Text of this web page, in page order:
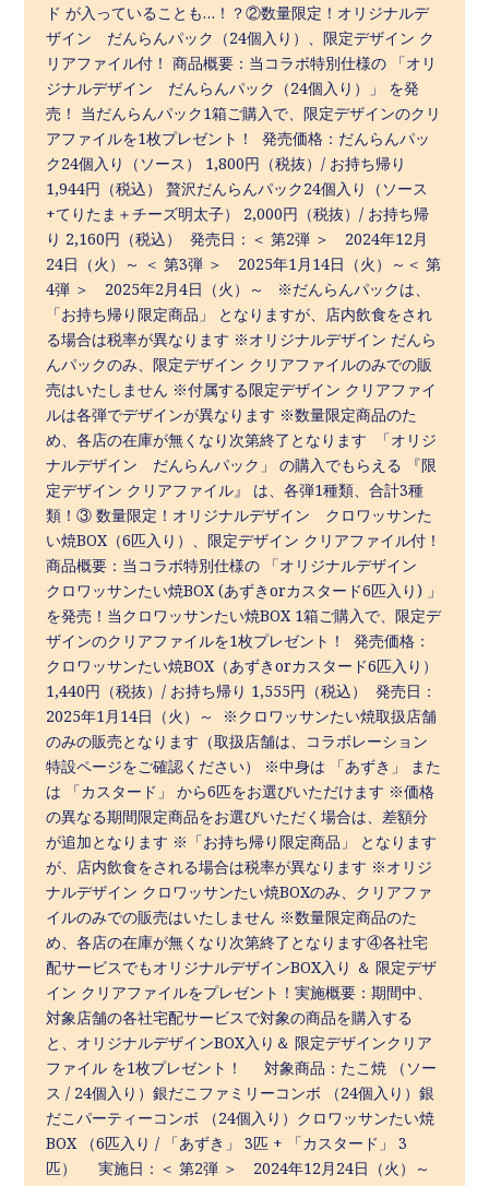
ド が入っていることも…！？②数量限定！オリジナルデ
ザイン だんらんパック（24個入り）、限定デザイン ク
リアファイル付！ 商品概要：当コラボ特別仕様の 「オリ
ジナルデザイン だんらんパック（24個入り）」 を発
売！ 当だんらんパック1箱ご購入で、限定デザインのクリ
アファイルを1枚プレゼント！ 発売価格：だんらんパッ
ク24個入り（ソース） 1,800円（税抜）/ お持ち帰り
1,944円（税込） 贅沢だんらんパック24個入り（ソース
+てりたま＋チーズ明太子） 2,000円（税抜）/ お持ち帰
り 2,160円（税込） 発売日：＜ 第2弾 ＞ 2024年12月
24日（火）～ ＜ 第3弾 ＞ 2025年1月14日（火）～＜ 第
4弾 ＞ 2025年2月4日（火）～ ※だんらんパックは、
「お持ち帰り限定商品」 となりますが、店内飲食をされ
る場合は税率が異なります ※オリジナルデザイン だんら
んパックのみ、限定デザイン クリアファイルのみでの販
売はいたしません ※付属する限定デザイン クリアファイ
ルは各弾でデザインが異なります ※数量限定商品のた
め、各店の在庫が無くなり次第終了となります 「オリジ
ナルデザイン だんらんパック」 の購入でもらえる 『限
定デザイン クリアファイル』 は、各弾1種類、合計3種
類！③ 数量限定！オリジナルデザイン クロワッサンた
い焼BOX（6匹入り）、限定デザイン クリアファイル付！
商品概要：当コラボ特別仕様の 「オリジナルデザイン
クロワッサンたい焼BOX (あずきorカスタード6匹入り) 」
を発売！当クロワッサンたい焼BOX 1箱ご購入で、限定デ
ザインのクリアファイルを1枚プレゼント！ 発売価格：
クロワッサンたい焼BOX（あずきorカスタード6匹入り）
1,440円（税抜）/ お持ち帰り 1,555円（税込） 発売日：
2025年1月14日（火）～ ※クロワッサンたい焼取扱店舗
のみの販売となります（取扱店舗は、コラボレーション
特設ページをご確認ください） ※中身は 「あずき」 また
は 「カスタード」 から6匹をお選びいただけます ※価格
の異なる期間限定商品をお選びいただく場合は、差額分
が追加となります ※「お持ち帰り限定商品」 となります
が、店内飲食をされる場合は税率が異なります ※オリジ
ナルデザイン クロワッサンたい焼BOXのみ、クリアファ
イルのみでの販売はいたしません ※数量限定商品のた
め、各店の在庫が無くなり次第終了となります④各社宅
配サービスでもオリジナルデザインBOX入り ＆ 限定デザ
イン クリアファイルをプレゼント！実施概要：期間中、
対象店舗の各社宅配サービスで対象の商品を購入する
と、オリジナルデザインBOX入り＆ 限定デザインクリア
ファイル を1枚プレゼント！ 対象商品：たこ焼 （ソー
ス / 24個入り）銀だこファミリーコンボ （24個入り）銀
だこパーティーコンボ （24個入り）クロワッサンたい焼
BOX （6匹入り / 「あずき」 3匹 + 「カスタード」 3
匹） 実施日：＜ 第2弾 ＞ 2024年12月24日（火）～